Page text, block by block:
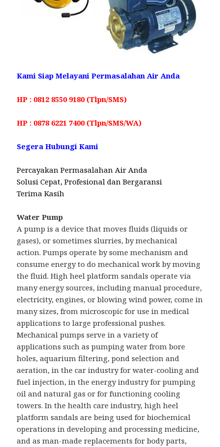
Kami Siap Melayani Permasalahan Air Anda
HP : 0812 8550 9180 (Tlpn/SMS)
HP : 0878 6221 7400 (Tlpn/SMS/WA)
Segera Hubungi Kami
Percayakan Permasalahan Air Anda
Solusi Cepat, Profesional dan Bergaransi
Terima Kasih
Water Pump
A pump is a device that moves fluids (liquids or
gases), or sometimes slurries, by mechanical
action. Pumps operate by some mechanism and
consume energy to do mechanical work by moving
the fluid. High heel platform sandals operate via
many energy sources, including manual procedure,
electricity, engines, or blowing wind power, come in
many sizes, from microscopic for use in medical
applications to large professional pushes.
Mechanical pumps serve in a variety of
applications such as pumping water from bore
holes, aquarium filtering, pond selection and
aeration, in the car industry for water-cooling and
fuel injection, in the energy industry for pumping
oil and natural gas or for functioning cooling
towers. In the health care industry, high heel
platform sandals are being used for biochemical
operations in developing and processing medicine,
and as man-made replacements for body parts,